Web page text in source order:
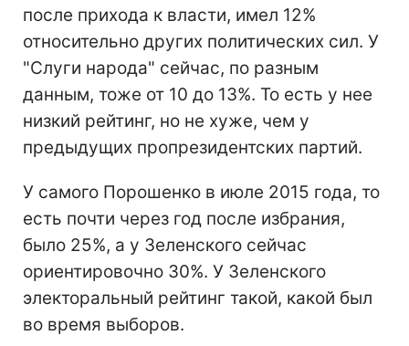
после прихода к власти, имел 12%
относительно других политических сил. У
"Слуги народа" сейчас, по разным
данным, тоже от 10 до 13%. То есть у нее
низкий рейтинг, но не хуже, чем у
предыдущих пропрезидентских партий.
У самого Порошенко в июле 2015 года, то
есть почти через год после избрания,
было 25%, а у Зеленского сейчас
ориентировочно 30%. У Зеленского
электоральный рейтинг такой, какой был
во время выборов.